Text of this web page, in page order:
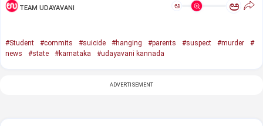
TEAM UDAYAVANI ಅ ಅ
#Student #commits #suicide #hanging #parents #suspect #murder
#
news
#state #karnataka #udayavani kannada
ADVERTISEMENT